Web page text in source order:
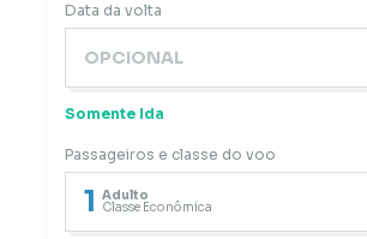
Data da volta
Somente Ida
Passageiros e classe do voo
1 Adulto
Classe Econômica